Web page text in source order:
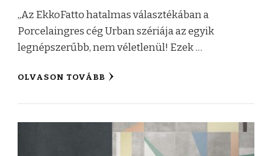
„Az EkkoFatto hatalmas választékában a
Porcelaingres cég Urban szériája az egyik
legnépszerűbb, nem véletlenül! Ezek …
OLVASON TOVÁBB